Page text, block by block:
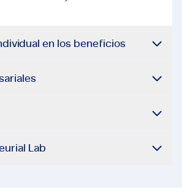
en los beneficios
Lab